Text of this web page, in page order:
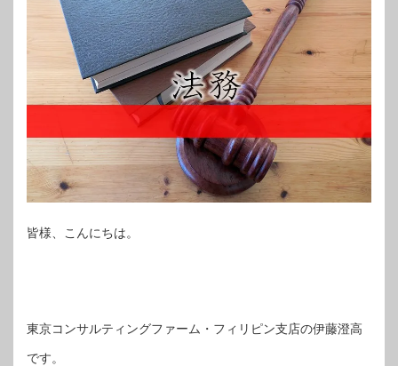
皆様、こんにちは。
東京コンサルティングファーム・フィリピン支店の伊藤澄高
です。